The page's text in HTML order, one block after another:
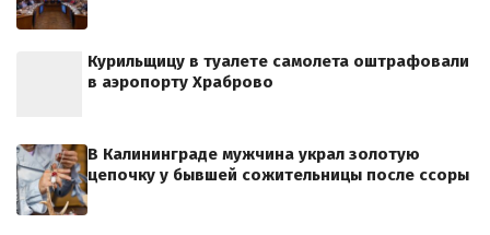
Курильщицу в туалете самолета оштрафовали
в аэропорту Храброво
В Калининграде мужчина украл золотую
цепочку у бывшей сожительницы после ссоры